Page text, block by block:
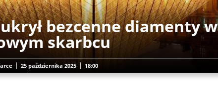
bezcenne diamenty w
skarbcu
25 października 2025 18:00